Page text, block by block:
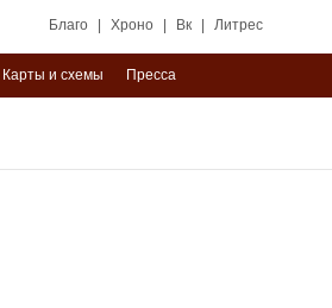
Благо Хроно Вк Литрес
Карты и схемы Пресса